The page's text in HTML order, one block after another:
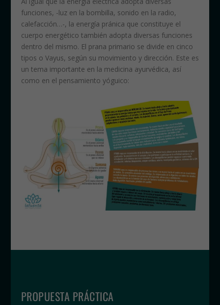
funciones, -luz en la bombilla, sonido en la radio,
calefacción…-, la energía pránica que constituye el
cuerpo energético también adopta diversas funciones
dentro del mismo. El prana primario se divide en cinco
tipos o Vayus, según su movimiento y dirección. Este es
un tema importante en la medicina ayurvédica, así
como en el pensamiento yóguico:
PROPUESTA PRÁCTICA